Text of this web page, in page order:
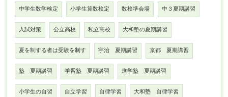
中学生数学検定 小学生算数検定 数検準会場 中３夏期講習
入試対策 公立高校 私立高校 大和塾の夏期講習
夏を制する者は受験を制す 宇治 夏期講習 京都 夏期講習
塾 夏期講習 学習塾 夏期講習 進学塾 夏期講習
小学生の自習 自立学習 自律学習 大和塾 自律学習